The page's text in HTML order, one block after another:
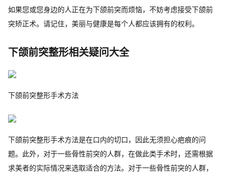
如果您或您身边的人正在为下颌前突而烦恼，不妨考虑接受下颌前
突矫正术。请记住，美丽与健康是每个人都应该拥有的权利。
下颌前突整形相关疑问大全
下颌前突整形手术方法
下颌前突整形手术方法是在口内的切口，因此无须担心疤痕的问
题。此外，对于一些骨性前突的人群，在做此类手术时，还需根据
求美者的实际情况来选取适合的方法。对于一些骨性前突的人群，